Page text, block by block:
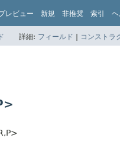
レビュー 新規 非推奨 索引
詳細: フィールド | コンストラ
P>